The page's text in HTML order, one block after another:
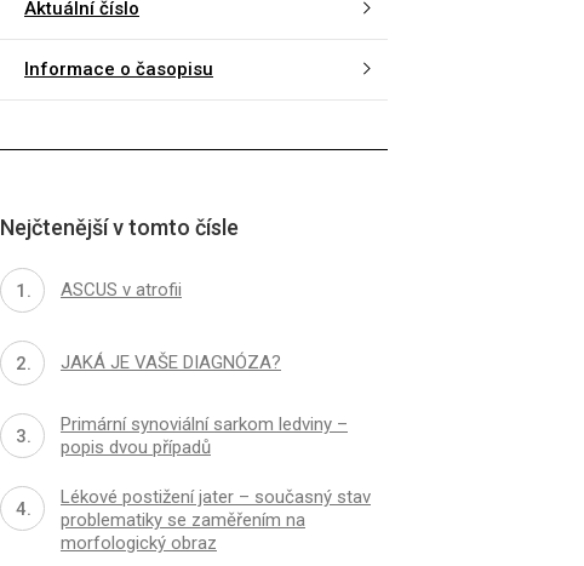
Aktuální číslo
Informace o časopisu
Nejčtenější v tomto čísle
ASCUS v atrofii
JAKÁ JE VAŠE DIAGNÓZA?
Primární synoviální sarkom ledviny –
popis dvou případů
Lékové postižení jater – současný stav
problematiky se zaměřením na
morfologický obraz